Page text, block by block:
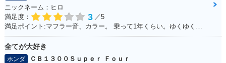
ニックネーム：ヒロ
満足度：
3 ／5
全てが大好き
ホンダ
ＣＢ１３００Ｓｕｐｅｒ Ｆｏｕｒ